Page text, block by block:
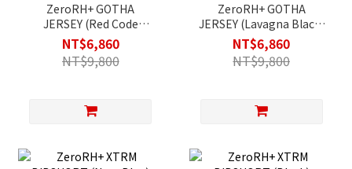
ZeroRH+ GOTHA
JERSEY (Red Code
Black) ECU0911_307
NT$6,860
NT$9,800
ZeroRH+ GOTHA
JERSEY (Lavagna Black)
ECU0911_911
NT$6,860
NT$9,800